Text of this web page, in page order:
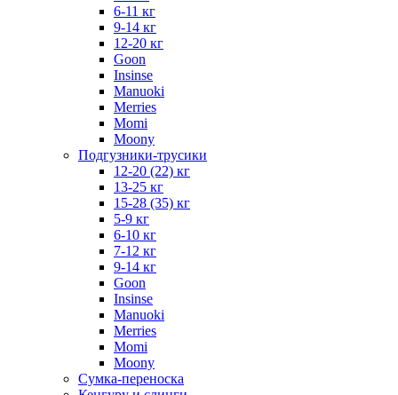
6-11 кг
9-14 кг
12-20 кг
Goon
Insinse
Manuoki
Merries
Momi
Moony
Подгузники-трусики
12-20 (22) кг
13-25 кг
15-28 (35) кг
5-9 кг
6-10 кг
7-12 кг
9-14 кг
Goon
Insinse
Manuoki
Merries
Momi
Moony
Сумка-переноска